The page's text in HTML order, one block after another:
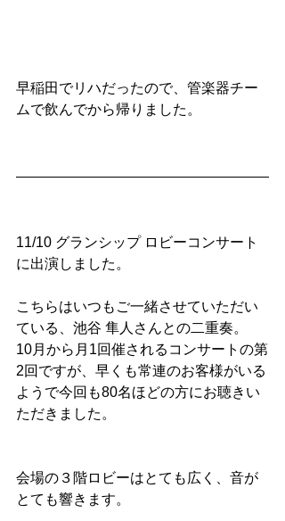
早稲田でリハだったので、管楽器チー
ムで飲んでから帰りました。
11/10 グランシップ ロビーコンサート
に出演しました。
こちらはいつもご一緒させていただい
ている、池谷 隼人さんとの二重奏。
10月から月1回催されるコンサートの第
2回ですが、早くも常連のお客様がいる
ようで今回も80名ほどの方にお聴きい
ただきました。
会場の３階ロビーはとても広く、音が
とても響きます。